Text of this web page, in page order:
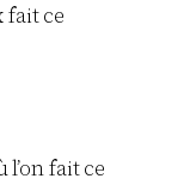
fait ce
l’on fait ce